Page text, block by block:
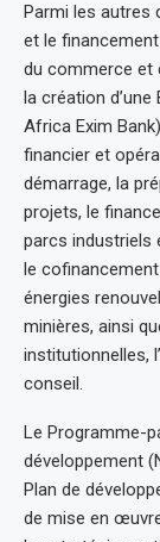
Parmi les autres
et le
du commerce et
la création
Africa Exim
financier et
démarrage, la
projets, le
parcs industriels
le
énergies
minières, ainsi
institutionnelles,
conseil.
Le Programme-
développement
Plan de
de mise en